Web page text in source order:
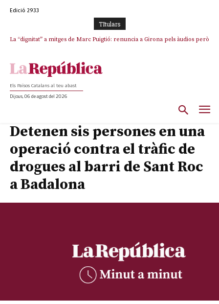
Edició 2933
TItulars
La “dignitat” a mitges de Marc Puigtió: renuncia a Girona pels àudios però
Els Països Catalans al teu abast
Dijous, 06 de agost del 2026
Detenen sis persones en una
operació contra el tràfic de
drogues al barri de Sant Roc
a Badalona